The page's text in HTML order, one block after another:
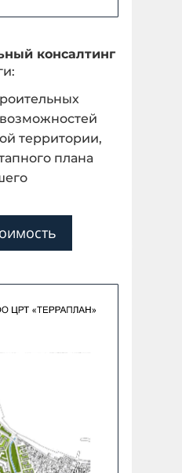
консалтинг
территории,
плана